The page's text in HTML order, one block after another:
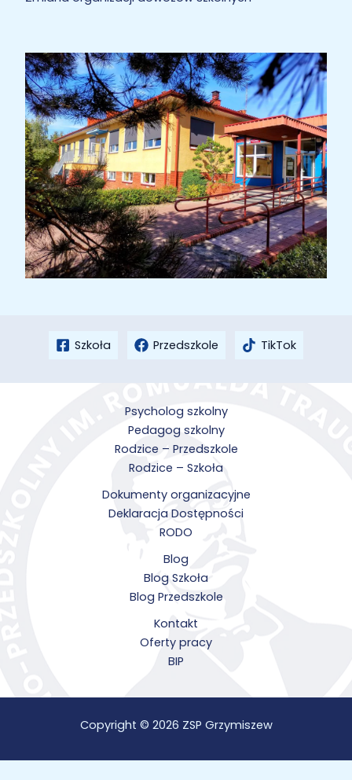
Szkoła Przedszkole TikTok
Psycholog szkolny
Pedagog szkolny
Rodzice – Przedszkole
Rodzice – Szkoła
Dokumenty organizacyjne
Deklaracja Dostępności
RODO
Blog
Blog Szkoła
Blog Przedszkole
Kontakt
Oferty pracy
BIP
Copyright © 2026 ZSP Grzymiszew